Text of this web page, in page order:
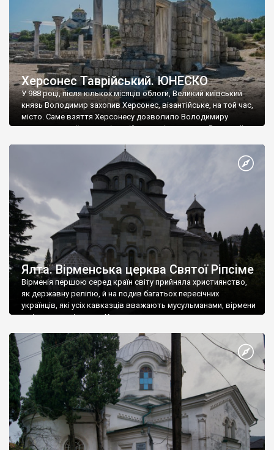
Херсонес Таврійський. ЮНЕСКО
У 988 році, після кількох місяців облоги, Великий київський
князь Володимир захопив Херсонес, візантійське, на той час,
місто. Саме взяття Херсонесу дозволило Володимиру
диктувати свої умови візантійському імператору Василю ІІ, та
Херсонесі Володимир-язичник, став Василем-християнином.
А потім було Хрещення Русі. На честь Херсонесу Таврійського
Ялта. Вірменська церква Святої Ріпсіме
Вірменія першою серед країн світу прийняла християнство,
як державну релігію, й на подив багатьох пересічних
українців, які усіх кавказців вважають мусульманами, вірмени
є відданими вірянами Христа